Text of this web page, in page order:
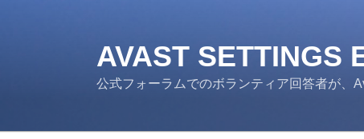
AVAST SETTINGS
公式フォーラムでのボランティア回答者が、